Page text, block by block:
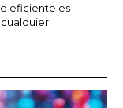
eficiente es